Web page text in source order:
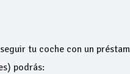
tu coche con un
podrás: